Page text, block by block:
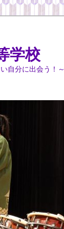
学校
自分に出会う！～